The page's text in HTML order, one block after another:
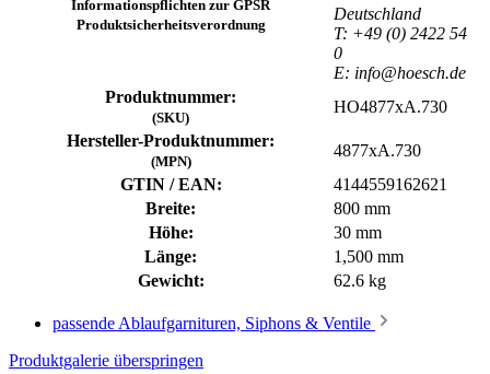
Informationspflichten zur GPSR
Produktsicherheitsverordnung
Deutschland
T: +49 (0) 2422 54
0
E: info@hoesch.de
Produktnummer:
(SKU)
HO4877xA.730
Hersteller-Produktnummer:
(MPN)
4877xA.730
GTIN / EAN:
4144559162621
Breite:
800 mm
Höhe:
30 mm
Länge:
1,500 mm
Gewicht:
62.6 kg
passende Ablaufgarnituren, Siphons & Ventile
Produktgalerie überspringen